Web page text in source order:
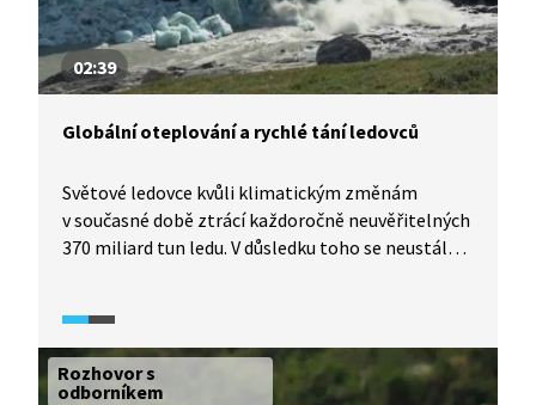
02:39
Globální oteplování a rychlé tání ledovců
Světové ledovce kvůli klimatickým změnám
v současné době ztrácí každoročně neuvěřitelných
370 miliard tun ledu. V důsledku toho se neustále
současnou alarmující situaci objasní geograf Chris
Stokes a hydrolog Bohumír Jánský.
Rozhovor s
odborníkem